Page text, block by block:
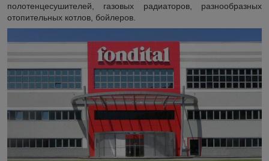
полотенцесушителей, газовых радиаторов, разнообразных
отопительных котлов, бойлеров.